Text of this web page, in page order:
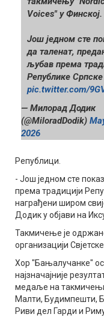
Voices" у Финској.
Још једном сте
да таленат,
љубав према
Републике
pic.twitter.com/
— Милорад Додик
(@MiloradDodik)
2026
Републици.
- Још једном сте
према традицији
награђени широм
Додик у објави на
Такмичење је
организацији
Хор "Бањалучанке"
најзначајније
медаље на
Малти, Будимпешти,
Риви дел Гарди и